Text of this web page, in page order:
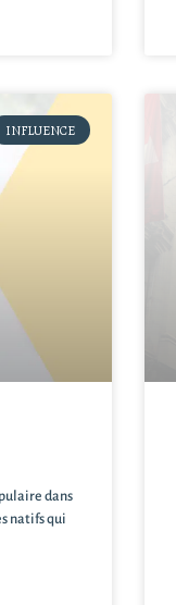
INFLUENCE
dans
natifs qui